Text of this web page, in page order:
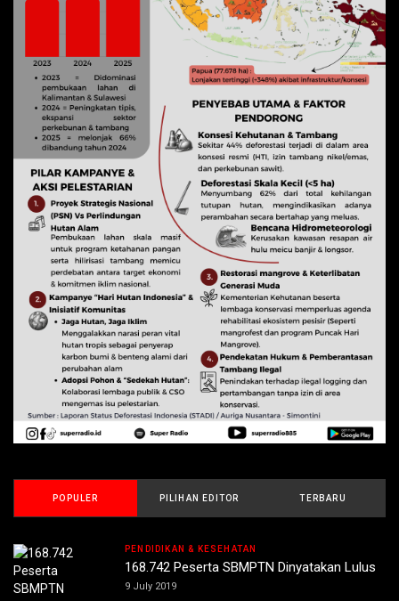
POPULER PILIHAN EDITOR TERBARU
PENDIDIKAN & KESEHATAN
168.742 Peserta SBMPTN Dinyatakan Lulus
9 July 2019